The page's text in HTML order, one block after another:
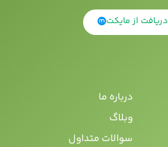
درباره ما
وبلاگ
سوالات متداول
دریافت از مایکت